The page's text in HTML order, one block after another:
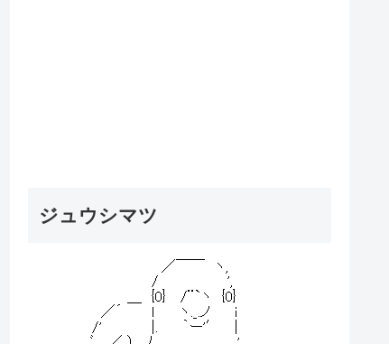
ジュウシマツ